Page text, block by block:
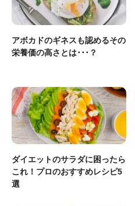
アボカドのギネスも認めるその
栄養価の高さとは･･･？
ダイエットのサラダに困ったら
これ！プロのおすすめレシピ5
選